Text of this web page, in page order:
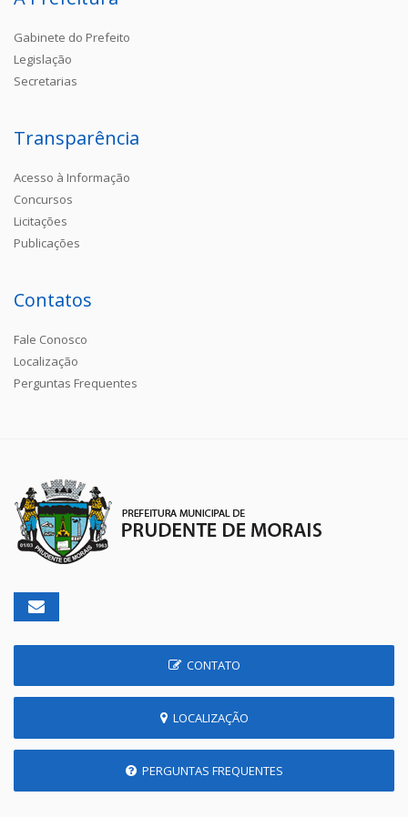
Gabinete do Prefeito
Legislação
Secretarias
Transparência
Acesso à Informação
Concursos
Licitações
Publicações
Contatos
Fale Conosco
Localização
Perguntas Frequentes
CONTATO
LOCALIZAÇÃO
PERGUNTAS FREQUENTES